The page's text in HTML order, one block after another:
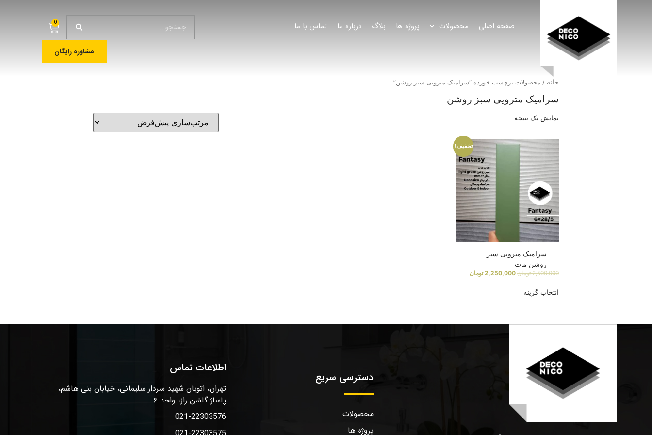
صفحه اصلی محصولات پروژه ها بلاگ درباره ما تماس با ما 0
مشاوره رایگان
خانه / محصولات برچسب خورده “سرامیک مترویی سبز روشن”
سرامیک مترویی سبز روشن
نمایش یک نتیجه
تخفیف!
سرامیک مترویی سبز
روشن مات
2,500,000 تومان 2,250,000 تومان
انتخاب گزینه
دسترسی سریع
محصولات
پروژه ها
اطلاعات تماس
تهران، اتوبان شهید سردار سلیمانی، خیابان بنی هاشم،
پاساژ گلشن راز، واحد ۶
021-22303576